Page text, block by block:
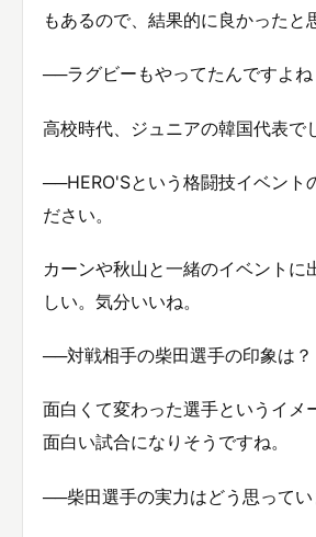
もあるので、結果的に良かったと
──ラグビーもやってたんですよね
高校時代、ジュニアの韓国代表で
──HERO'Sという格闘技イベント
ださい。
カーンや秋山と一緒のイベントに
しい。気分いいね。
──対戦相手の柴田選手の印象は？
面白くて変わった選手というイメ
面白い試合になりそうですね。
──柴田選手の実力はどう思ってい